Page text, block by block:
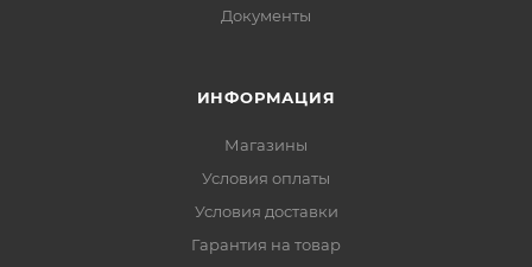
Документы
ИНФОРМАЦИЯ
Магазины
Условия оплаты
Условия доставки
Гарантия на товар